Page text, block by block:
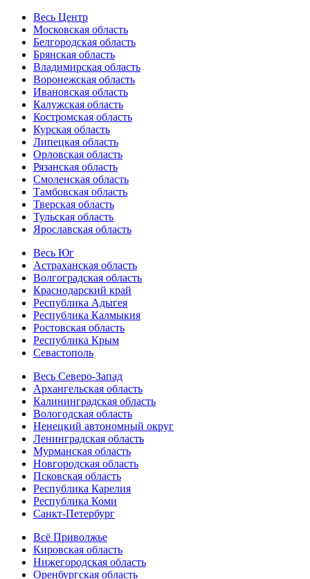
Весь Центр
Московская область
Белгородская область
Брянская область
Владимирская область
Воронежская область
Ивановская область
Калужская область
Костромская область
Курская область
Липецкая область
Орловская область
Рязанская область
Смоленская область
Тамбовская область
Тверская область
Тульская область
Ярославская область
Весь Юг
Астраханская область
Волгоградская область
Краснодарский край
Республика Адыгея
Республика Калмыкия
Ростовская область
Республика Крым
Севастополь
Весь Северо-Запад
Архангельская область
Калининградская область
Вологодская область
Ненецкий автономный округ
Ленинградская область
Мурманская область
Новгородская область
Псковская область
Республика Карелия
Республика Коми
Санкт-Петербург
Всё Приволжье
Кировская область
Нижегородская область
Оренбургская область